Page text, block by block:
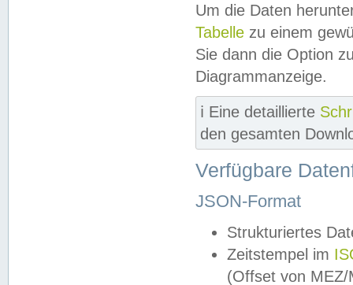
Um die Daten
Tabelle zu einem
Sie dann die Option
Diagrammanzeige.
ℹ️ Eine detaillierte
den gesamten
Verfügbare
JSON-Format
Strukturiertes
Zeitstempel im
(Offset von MEZ/